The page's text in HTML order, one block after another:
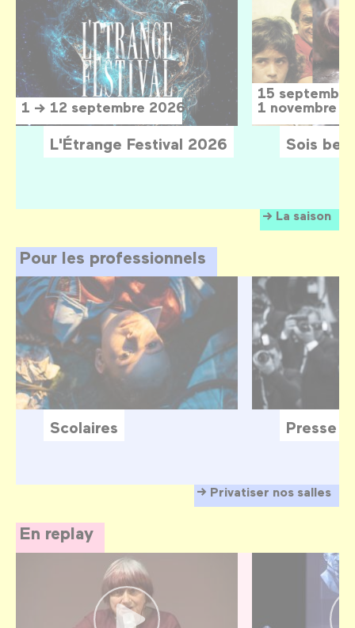
La saison
1 → 12 septembre 2026
L'Étrange Festival 2026
15
1 novembre
Sois
Pour les professionnels
Privatiser nos salles
Scolaires Presse
En replay